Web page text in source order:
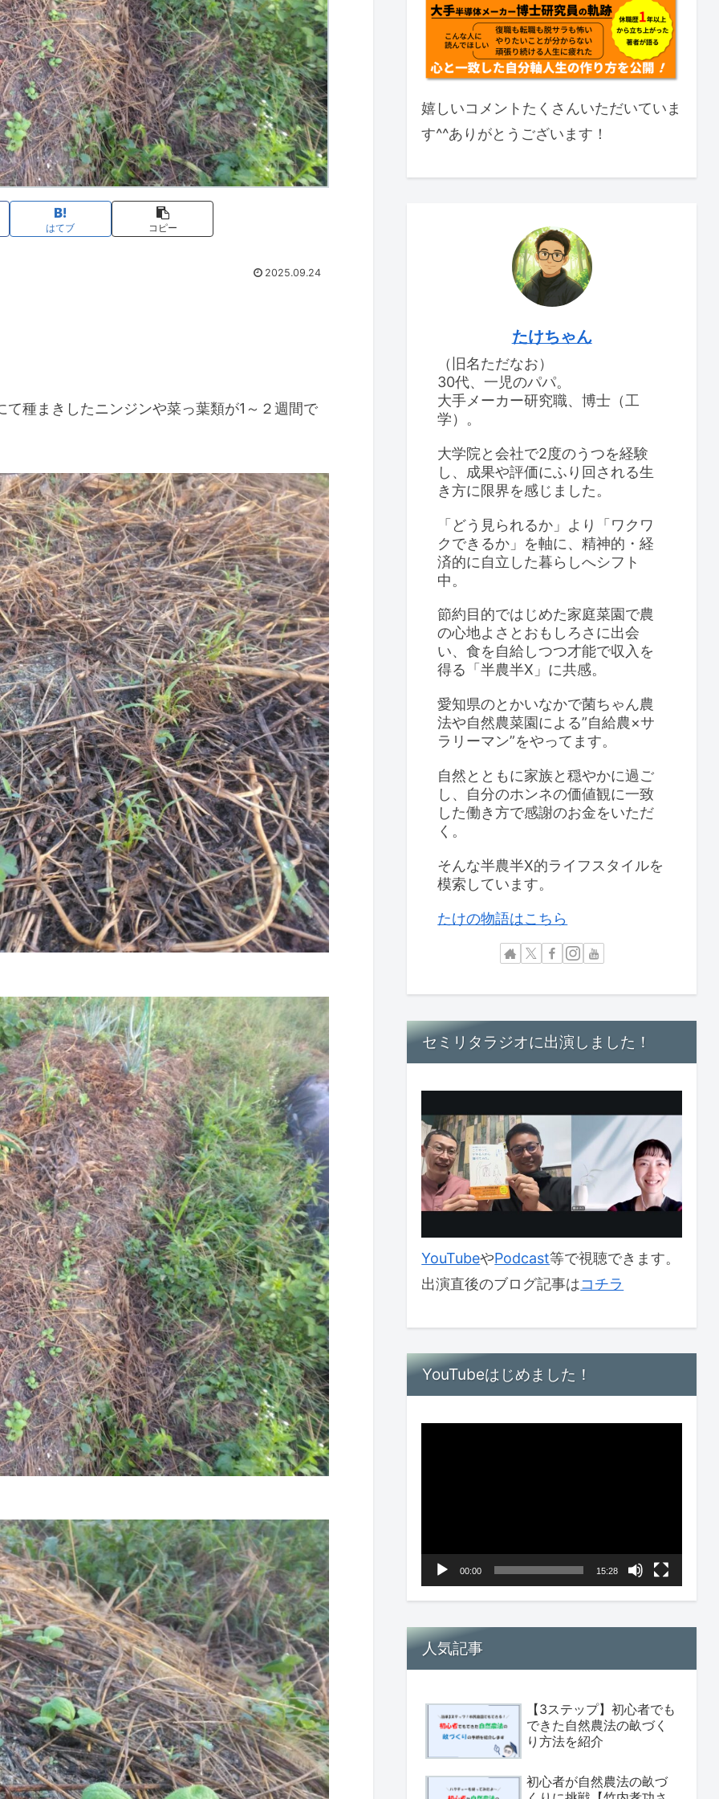
はてブ コピー
2025.09.24
種まきしたニンジンや菜っ葉類が1～２週間で
嬉しいコメントたくさんいただいていま
す^^ありがとうございます！
たけちゃん
（旧名ただなお）
30代、一児のパパ。
大手メーカー研究職、博士（工
学）。
大学院と会社で2度のうつを経験
し、成果や評価にふり回される生
き方に限界を感じました。
「どう見られるか」より「ワクワ
クできるか」を軸に、精神的・経
済的に自立した暮らしへシフト
中。
節約目的ではじめた家庭菜園で農
の心地よさとおもしろさに出会
い、食を自給しつつ才能で収入を
得る「半農半X」に共感。
愛知県のとかいなかで菌ちゃん農
法や自然農菜園による”自給農×サ
ラリーマン”をやってます。
自然とともに家族と穏やかに過ご
し、自分のホンネの価値観に一致
した働き方で感謝のお金をいただ
く。
そんな半農半X的ライフスタイルを
模索しています。
たけの物語はこちら
セミリタラジオに出演しました！
YouTubeやPodcast等で視聴できます。
出演直後のブログ記事はコチラ
YouTubeはじめました！
ー
00:00 15:28
人気記事
【3ステップ】初心者でも
できた自然農法の畝づく
り方法を紹介
初心者が自然農法の畝づ